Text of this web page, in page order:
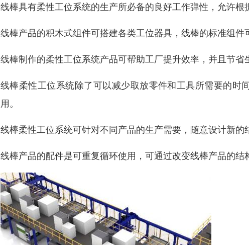
线棒具有柔性工位系统的生产所必备的良好工作弹性，允许根
线棒产品的积木式组件可搭建各类工位器具，线棒的标准组件
线棒制作的柔性工位系统产品可帮助工厂提升效率，并且节
线棒柔性工位系统除了可以减少取放零件和工具所需要的
用。
线棒柔性工位系统可针对不同产品的生产需要，随意设计新的
线棒产品的配件是可重复循环使用，可通过改变线棒产品的结